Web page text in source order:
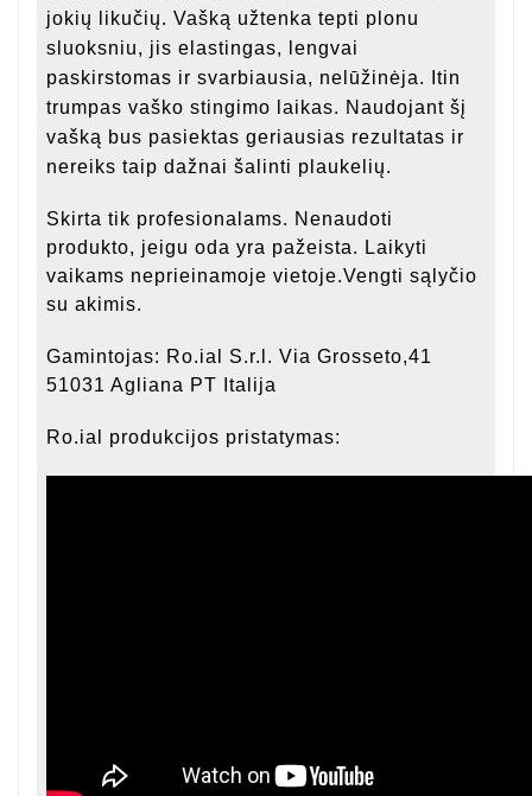
jokių likučių. Vašką užtenka tepti plonu
sluoksniu, jis elastingas, lengvai
paskirstomas ir svarbiausia, nelūžinėja. Itin
trumpas vaško stingimo laikas. Naudojant šį
vašką bus pasiektas geriausias rezultatas ir
nereiks taip dažnai šalinti plaukelių.
Skirta tik profesionalams. Nenaudoti
produkto, jeigu oda yra pažeista. Laikyti
vaikams neprieinamoje vietoje.Vengti sąlyčio
su akimis.
Gamintojas: Ro.ial S.r.l. Via Grosseto,41
51031 Agliana PT Italija
Ro.ial produkcijos pristatymas: